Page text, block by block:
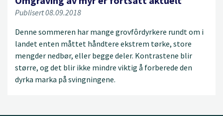
Publisert 08.09.2018
Denne sommeren har mange grovfôrdyrkere rundt om i
landet enten måttet håndtere ekstrem tørke, store
mengder nedbør, eller begge deler. Kontrastene blir
større, og det blir ikke mindre viktig å forberede den
dyrka marka på svingningene.